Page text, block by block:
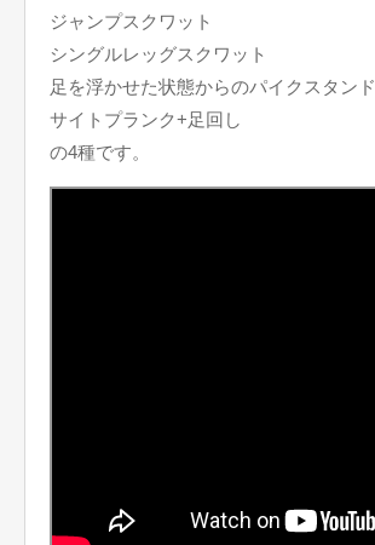
ジャンプスクワット
シングルレッグスクワット
足を浮かせた状態からのパイクスタンド
サイトプランク+足回し
の4種です。